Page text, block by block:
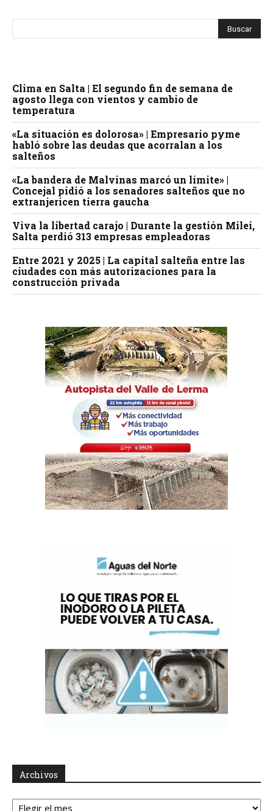
Clima en Salta | El segundo fin de semana de
agosto llega con vientos y cambio de
temperatura
«La situación es dolorosa» | Empresario pyme
habló sobre las deudas que acorralan a los
salteños
«La bandera de Malvinas marcó un límite» |
Concejal pidió a los senadores salteños que no
extranjericen tierra gaucha
Viva la libertad carajo | Durante la gestión Milei,
Salta perdió 313 empresas empleadoras
Entre 2021 y 2025 | La capital salteña entre las
ciudades con más autorizaciones para la
construcción privada
Archivos
Archivos